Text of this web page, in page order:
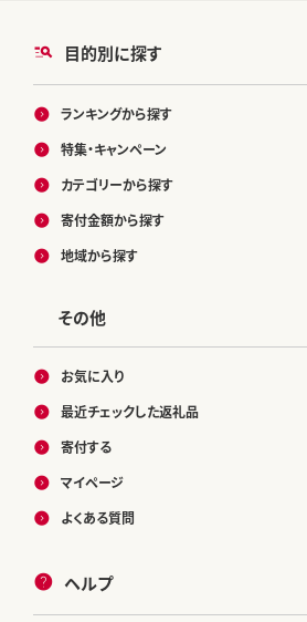
目的別に探す
ランキングから探す
特集・キャンペーン
カテゴリーから探す
寄付金額から探す
地域から探す
その他
お気に入り
最近チェックした返礼品
寄付する
マイページ
よくある質問
ヘルプ